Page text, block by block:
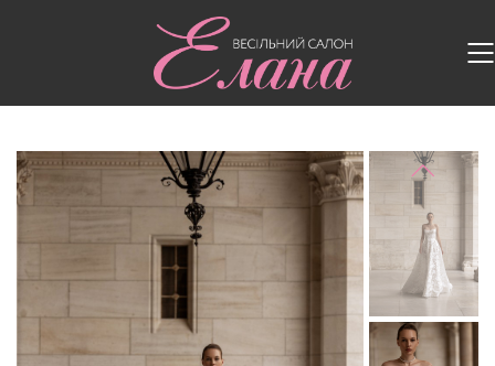
Весільні сукні/